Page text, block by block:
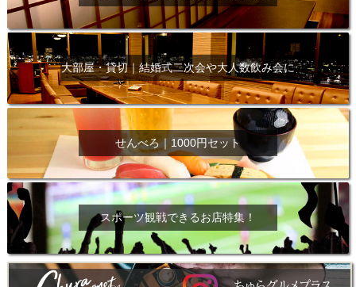
大部屋・貸切｜結婚式二次会や大人数飲み会に
せんべろ｜1000円セット
スポーツ観戦できるお店特集！